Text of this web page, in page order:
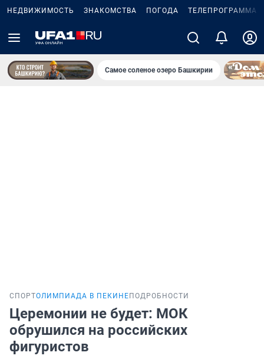
НЕДВИЖИМОСТЬ ЗНАКОМСТВА ПОГОДА ТЕЛЕПРОГРАММА
Самое соленое озеро Башкирии
СПОРТОЛИМПИАДА В ПЕКИНЕ ПОДРОБНОСТИ
Церемонии не будет: МОК
обрушился на российских
фигуристов